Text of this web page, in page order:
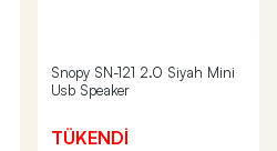
Snopy SN-121 2.0 Siyah Mini
Usb Speaker
TÜKENDİ